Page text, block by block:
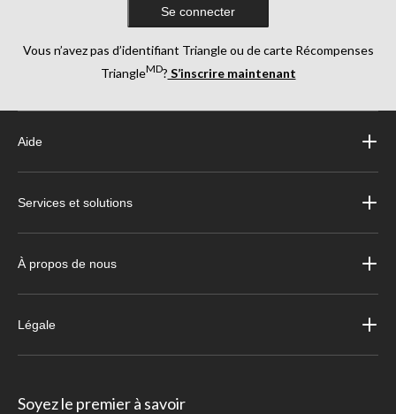
Se connecter
Vous n’avez pas d’identifiant Triangle ou de carte Récompenses
TriangleMD? S’inscrire maintenant
Aide
Services et solutions
À propos de nous
Légale
Soyez le premier à savoir